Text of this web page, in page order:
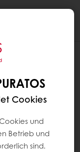
Cookies
und
Betrieb und
sind.